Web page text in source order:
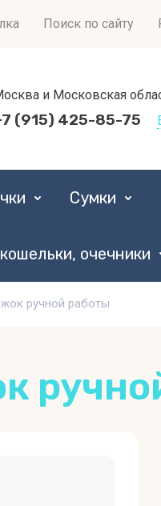
Поиск по сайту
и Московская
(915) 425-85-75
Сумки
очечники
ручной работы